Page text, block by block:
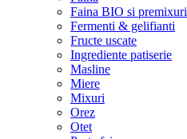
Faina BIO si premixuri
Fermenti & gelifianti
Fructe uscate
Ingrediente patiserie
Masline
Miere
Mixuri
Orez
Otet